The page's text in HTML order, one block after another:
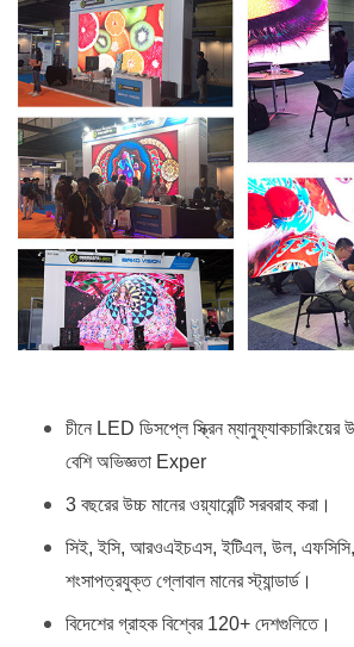
চীনে LED ডিসপ্লে স্ক্রিন
বেশি অভিজ্ঞতা Exper
3 বছরের উচ্চ মানের ওয়্যারেন্টি সরবরাহ করা।
সিই, ইসি, আরওএইচএস, ইটিএল, উল,
শংসাপত্রযুক্ত গ্লোবাল মানের স্ট্যান্ডার্ড।
বিদেশের গ্রাহক বিশ্বের 120+ দেশগুলিতে।